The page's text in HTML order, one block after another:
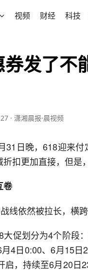
视频 财经 科技
发了不
· 潇湘晨报·晨视频
31日晚，618迎来
扣更加直接，但是
卷
线依然被拉长，横
大促划分为4个阶段
4日0:00、6月15
启，持续至6月20日